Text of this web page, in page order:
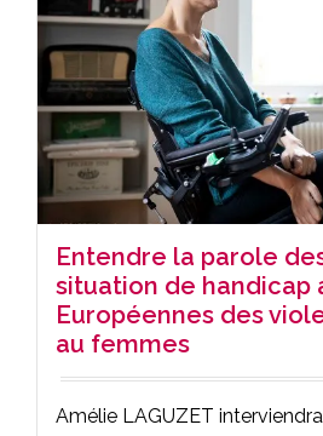
Entendre la parole
situation de handicap
Européennes des
au femmes
Amélie LAGUZET